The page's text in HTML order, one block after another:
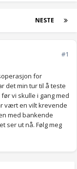
NESTE
#1
for
det min tur til å teste
vi skulle i gang med
vært en vilt krevende
med bankende
ser ut nå. Følg meg